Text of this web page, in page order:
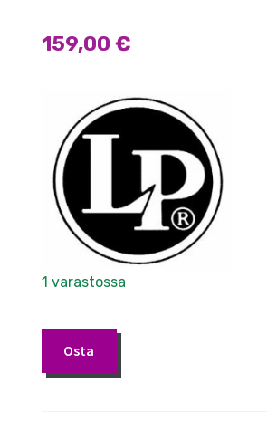
159,00 €
1 varastossa
Percussion
Osta